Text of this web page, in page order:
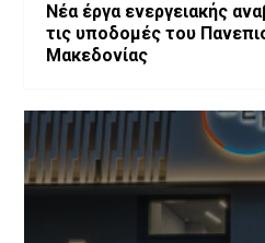
Νέα έργα ενεργειακής
τις υποδομές του
Μακεδονίας